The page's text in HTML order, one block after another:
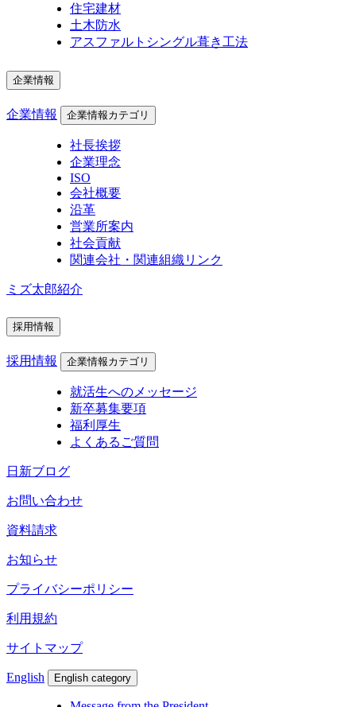
住宅建材
土木防水
アスファルトシングル葺き工法
企業情報
企業情報 企業情報カテゴリ
社長挨拶
企業理念
ISO
会社概要
沿革
営業所案内
社会貢献
関連会社・関連組織リンク
ミズ太郎紹介
採用情報
採用情報 企業情報カテゴリ
就活生へのメッセージ
新卒募集要項
福利厚生
よくあるご質問
日新ブログ
お問い合わせ
資料請求
お知らせ
プライバシーポリシー
利用規約
サイトマップ
English English category